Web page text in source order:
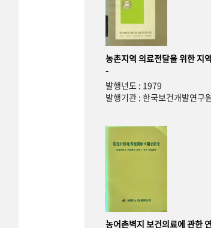
농촌지역 의료전달을 위한 지
-
발행년도 : 1979
발행기관 : 한국보건개발연구원
농어촌벽지 보건의료에 관한